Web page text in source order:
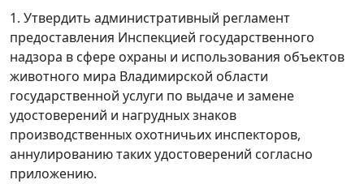
1. Утвердить административный регламент
предоставления Инспекцией государственного
надзора в сфере охраны и использования объектов
животного мира Владимирской области
государственной услуги по выдаче и замене
удостоверений и нагрудных знаков
производственных охотничьих инспекторов,
аннулированию таких удостоверений согласно
приложению.